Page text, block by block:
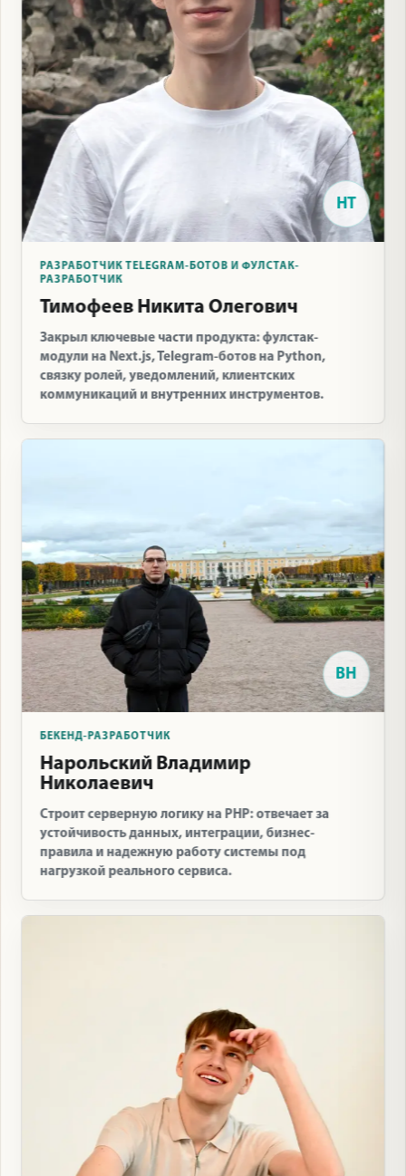
НТ
РАЗРАБОТЧИК TELEGRAM-БОТОВ И ФУЛСТАК-
РАЗРАБОТЧИК
Тимофеев Никита Олегович
Закрыл ключевые части продукта: фулстак-
модули на Next.js, Telegram-ботов на Python,
связку ролей, уведомлений, клиентских
коммуникаций и внутренних инструментов.
ВН
БЕКЕНД-РАЗРАБОТЧИК
Нарольский Владимир
Николаевич
Строит серверную логику на PHP: отвечает за
устойчивость данных, интеграции, бизнес-
правила и надежную работу системы под
нагрузкой реального сервиса.